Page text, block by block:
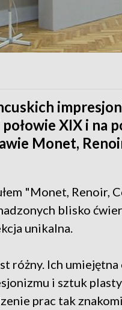
XIX i na
Monet,
"Monet, Renoir,
blisko
unikalna.
różny. Ich
i sztuk
prac tak